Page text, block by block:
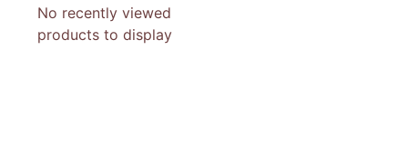
No recently viewed
products to display